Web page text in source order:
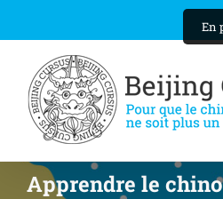
Apprendre le
En